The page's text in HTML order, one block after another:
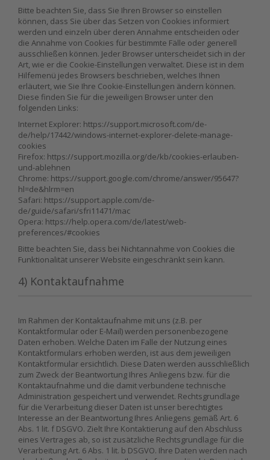
Bitte beachten Sie, dass Sie Ihren Browser so einstellen
können, dass Sie über das Setzen von Cookies informiert
werden und einzeln über deren Annahme entscheiden oder
die Annahme von Cookies für bestimmte Fälle oder generell
ausschließen können. Jeder Browser unterscheidet sich in der
Art, wie er die Cookie-Einstellungen verwaltet. Diese ist in dem
Hilfemenü jedes Browsers beschrieben, welches Ihnen
erläutert, wie Sie Ihre Cookie-Einstellungen ändern können.
Diese finden Sie für die jeweiligen Browser unter den
folgenden Links:
Internet Explorer: https://support.microsoft.com/de-
de/help/17442/windows-internet-explorer-delete-manage-
cookies
Firefox: https://support.mozilla.org/de/kb/cookies-erlauben-
und-ablehnen
Chrome: https://support.google.com/chrome/answer/95647?
hl=de&hlrm=en
Safari: https://support.apple.com/de-
de/guide/safari/sfri11471/mac
Opera: https://help.opera.com/de/latest/web-
preferences/#cookies
Bitte beachten Sie, dass bei Nichtannahme von Cookies die
Funktionalität unserer Website eingeschränkt sein kann.
4) Kontaktaufnahme
Im Rahmen der Kontaktaufnahme mit uns (z.B. per
Kontaktformular oder E-Mail) werden personenbezogene
Daten erhoben. Welche Daten im Falle der Nutzung eines
Kontaktformulars erhoben werden, ist aus dem jeweiligen
Kontaktformular ersichtlich. Diese Daten werden ausschließlich
zum Zweck der Beantwortung Ihres Anliegens bzw. für die
Kontaktaufnahme und die damit verbundene technische
Administration gespeichert und verwendet. Rechtsgrundlage
für die Verarbeitung dieser Daten ist unser berechtigtes
Interesse an der Beantwortung Ihres Anliegens gemäß Art. 6
Abs. 1 lit. f DSGVO. Zielt Ihre Kontaktierung auf den Abschluss
eines Vertrages ab, so ist zusätzliche Rechtsgrundlage für die
Verarbeitung Art. 6 Abs. 1 lit. b DSGVO. Ihre Daten werden nach